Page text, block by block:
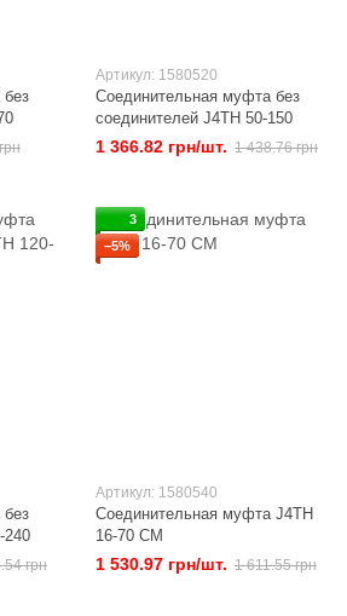
Артикул: 1580520
Соединительная муфта без
соединителей J4TH 50-150
1 366.82 грн/шт. 1 438.76 грн
240
грн
3
−5%
Артикул: 1580540
Соединительная муфта J4TH
16-70 СМ
1 530.97 грн/шт. 1 611.55 грн